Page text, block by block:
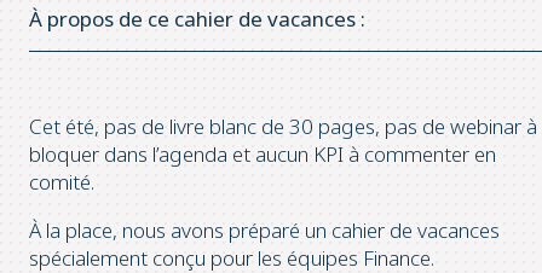
À propos de ce cahier de vacances :
Cet été, pas de livre blanc de 30 pages, pas de webinar à
bloquer dans l’agenda et aucun KPI à commenter en
comité.
À la place, nous avons préparé un cahier de vacances
spécialement conçu pour les équipes Finance.